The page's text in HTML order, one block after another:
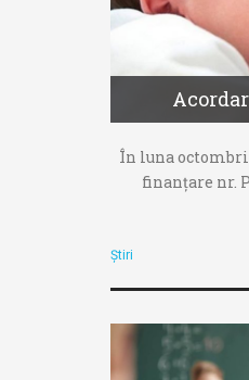
În luna
finanțare nr.
Știri